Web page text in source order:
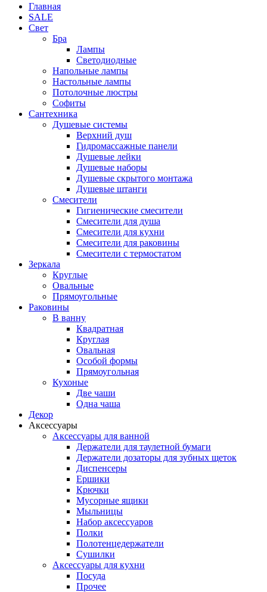
Главная
SALE
Свет
Бра
Лампы
Светодиодные
Напольные лампы
Настольные лампы
Потолочные люстры
Софиты
Сантехника
Душевые системы
Верхний душ
Гидромассажные панели
Душевые лейки
Душевые наборы
Душевые скрытого монтажа
Душевые штанги
Смесители
Гигиенические смесители
Смесители для душа
Смесители для кухни
Смесители для раковины
Смесители с термостатом
Зеркала
Круглые
Овальные
Прямоугольные
Раковины
В ванну
Квадратная
Круглая
Овальная
Особой формы
Прямоугольная
Кухоные
Две чаши
Одна чаша
Декор
Аксессуары
Аксессуары для ванной
Держатели для таулетной бумаги
Держатели дозаторы для зубных щеток
Диспенсеры
Ершики
Крючки
Мусорные ящики
Мыльницы
Набор аксессуаров
Полки
Полотенцедержатели
Сушилки
Аксессуары для кухни
Посуда
Прочее